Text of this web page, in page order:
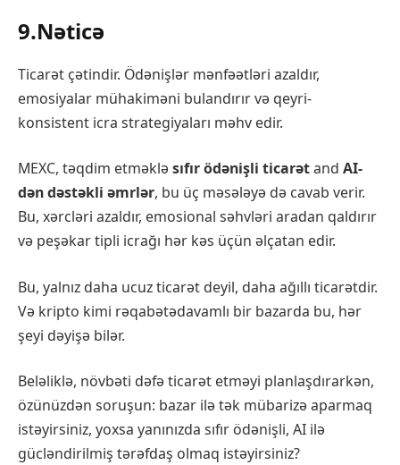
9.Nəticə
Ticarət çətindir. Ödənişlər mənfəətləri azaldır,
emosiyalar mühakiməni bulandırır və qeyri-
konsistent icra strategiyaları məhv edir.
MEXC, təqdim etməklə sıfır ödənişli ticarətand AI-
dən dəstəkli əmrlər, bu üç məsələyə də cavab verir.
Bu, xərcləri azaldır, emosional səhvləri aradan qaldırır
və peşəkar tipli icrağı hər kəs üçün əlçatan edir.
Bu, yalnız daha ucuz ticarət deyil, daha ağıllı ticarətdir.
Və kripto kimi rəqabətədavamlı bir bazarda bu, hər
şeyi dəyişə bilər.
Beləliklə, növbəti dəfə ticarət etməyi planlaşdırarkən,
özünüzdən soruşun: bazar ilə tək mübarizə aparmaq
istəyirsiniz, yoxsa yanınızda sıfır ödənişli, AI ilə
gücləndirilmiş tərəfdaş olmaq istəyirsiniz?